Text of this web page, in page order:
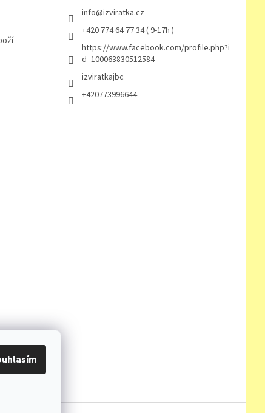
info@izviratka.cz
+420 774 64 77 34 ( 9-17h )
https://www.facebook.com/profile.php?i
d=100063830512584
izviratkajbc
+420773996644